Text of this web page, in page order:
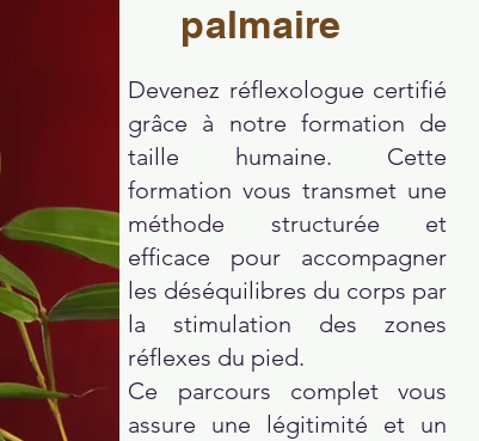
palmaire
Devenez réflexologue certifié
grâce à notre formation de
taille humaine. Cette
formation vous transmet une
méthode structurée et
efficace pour accompagner
les déséquilibres du corps par
la stimulation des zones
réflexes du pied.
Ce parcours complet vous
assure une légitimité et un